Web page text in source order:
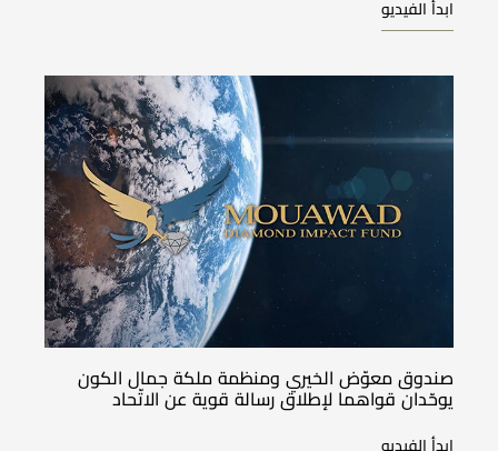
ابدأ الفيديو
صندوق معوّض الخيري ومنظمة ملكة جمال الكون
يوحّدان قواهما لإطلاق رسالة قوية عن الاتّحاد
ابدأ الفيديو